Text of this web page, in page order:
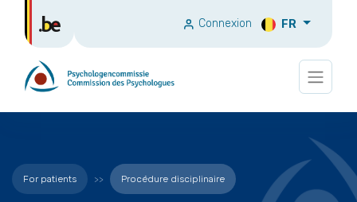
Connexion FR
For patients Procédure disciplinaire